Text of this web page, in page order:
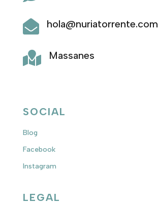
 hola@nuriatorrente.com
 Massanes
SOCIAL
Blog
Facebook
Instagram
LEGAL